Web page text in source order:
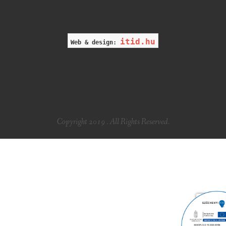
Web & design: itid.hu
Copyright 2019 . All Rights Reserved.